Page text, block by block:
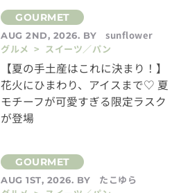
AUG 2ND, 2026. BY
sunflower
グルメ > スイーツ／パン
【夏の手土産はこれに決まり！】
花火にひまわり、アイスまで♡ 夏
モチーフが可愛すぎる限定ラスク
が登場
AUG 1ST, 2026. BY
たこゆら